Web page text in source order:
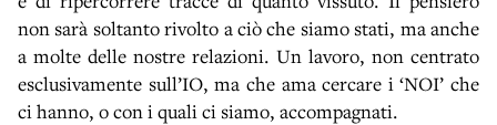
non sarà soltanto rivolto a ciò che siamo stati, ma anche
a molte delle nostre relazioni. Un lavoro, non centrato
esclusivamente sull’IO, ma che ama cercare i ‘NOI’ che
ci hanno, o con i quali ci siamo, accompagnati.